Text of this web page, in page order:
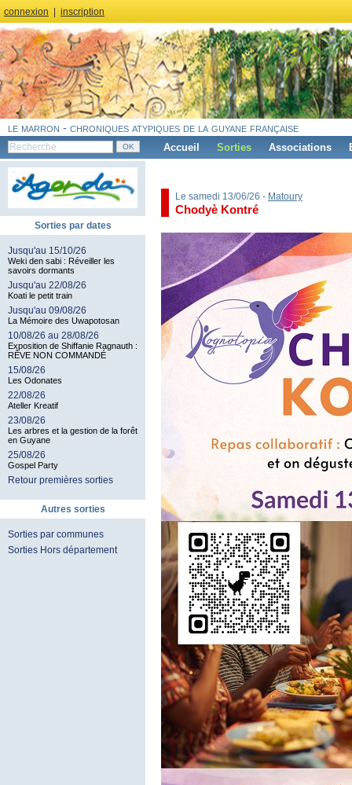
connexion inscription
le marron - chroniques atypiques de la guyane française
Accueil Sorties Associations
Sorties par dates
Jusqu'au 15/10/26
Weki den sabi : Réveiller les
savoirs dormants
Jusqu'au 22/08/26
Koati le petit train
Jusqu'au 09/08/26
La Mémoire des Uwapotosan
10/08/26 au 28/08/26
Exposition de Shiffanie Ragnauth :
RÊVE NON COMMANDÉ
15/08/26
Les Odonates
22/08/26
Ateller Kreatif
23/08/26
Les arbres et la gestion de la forêt
en Guyane
25/08/26
Gospel Party
Retour premières sorties
Autres sorties
Sorties par communes
Sorties Hors département
Le samedi 13/06/26 - Matoury
Chodyè Kontré